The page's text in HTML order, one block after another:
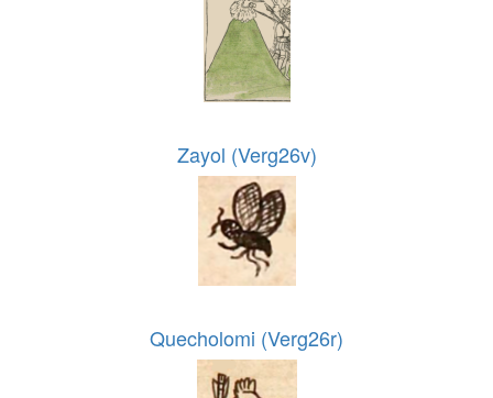
Zayol (Verg26v)
Quecholomi (Verg26r)